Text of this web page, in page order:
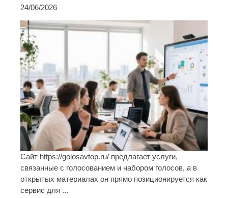
24/06/2026
Сайт https://golosavtop.ru/ предлагает услуги,
связанные с голосованием и набором голосов, а в
открытых материалах он прямо позиционируется как
сервис для ...